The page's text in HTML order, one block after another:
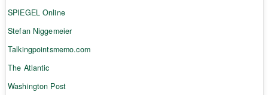
SPIEGEL Online
Stefan Niggemeier
Talkingpointsmemo.com
The Atlantic
Washington Post